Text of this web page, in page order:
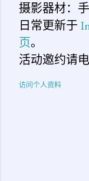
摄影器材：
日常更新于
页。
活动邀约请
访问个人资料